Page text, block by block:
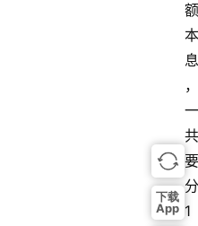
额
本
息
，
一
共
要
分
1
下载
App